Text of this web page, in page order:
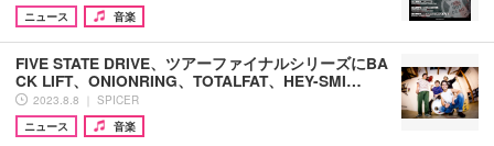
ニュース
音楽
FIVE STATE DRIVE、ツアーファイナルシリーズにBA
CK LIFT、ONIONRING、TOTALFAT、HEY-SMI…
2023.8.8 ｜ SPICER
ニュース
音楽